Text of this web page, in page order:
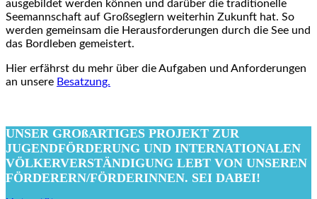
ausgebildet werden können und darüber die traditionelle
Seemannschaft auf Großseglern weiterhin Zukunft hat. So
werden gemeinsam die Herausforderungen durch die See und
das Bordleben gemeistert.
Hier erfährst du mehr über die Aufgaben und Anforderungen
an unsere Besatzung.
UNSER GROßARTIGES PROJEKT ZUR
JUGENDFÖRDERUNG UND INTERNATIONALEN
VÖLKERVERSTÄNDIGUNG LEBT VON UNSEREN
FÖRDERERN/FÖRDERINNEN. SEI DABEI!